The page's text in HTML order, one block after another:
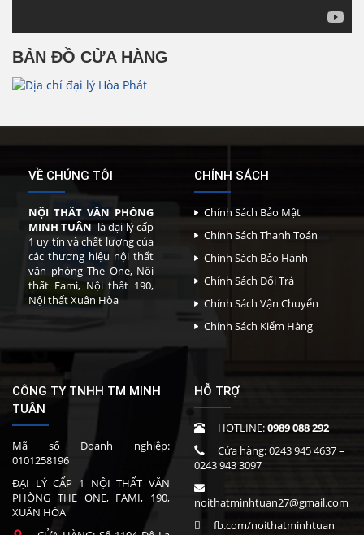
BẢN ĐỒ CỬA HÀNG
VỀ CHÚNG TÔI
NỘI THẤT VĂN PHÒNG
MINH TUÂN là đại lý cấp
1 uy tín và chất lượng của
các thương hiệu nội thất
văn phòng The One, Nội
thất Fami, Nội thất 190,
Nội thất Xuân Hòa
CHÍNH SÁCH
Chính Sách Bảo Mật
Chính Sách Thanh Toán
Chính Sách Bảo Hành
Chính Sách Đổi Trả
Chính Sách Vận Chuyển
Chính Sách Kiểm Hàng
CÔNG TY TNHH TM MINH
TUÂN
Mã số Doanh nghiệp:
0101258196
ĐẠI LÝ CẤP 1 NỘI THẤT VĂN
PHÒNG THE ONE, FAMI, 190,
XUÂN HÒA
HỖ TRỢ
HOTLINE:0989 088 292
Cửa hàng:0243 945 4637–
0243 943 3097
noithatminhtuan27@gmail.com
fb.com/noithatminhtuan